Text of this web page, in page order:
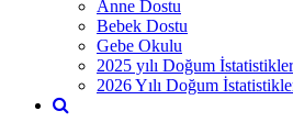
Anne Dostu
Bebek Dostu
Gebe Okulu
2025 yılı Doğum
2026 Yılı Doğum